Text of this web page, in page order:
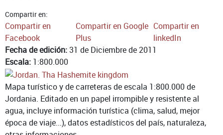
Compartir en:
Compartir en
Facebook
Compartir en Google
Plus
Compartir en
linkedIn
Fecha de edición:31 de Diciembre de 2011
Escala: 1:800.000
Mapa turístico y de carreteras de escala 1:800.000 de
Jordania. Editado en un papel irrompible y resistente al
agua, incluye información turística (clima, salud, mejor
época de viaje...), datos estadísticos del país, naturaleza,